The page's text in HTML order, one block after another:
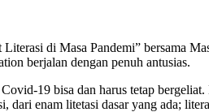
Literasi di Masa Pandemi”
berjalan dengan penuh antusias.
19 bisa dan harus tetap
dari enam litetasi dasar yang ada;